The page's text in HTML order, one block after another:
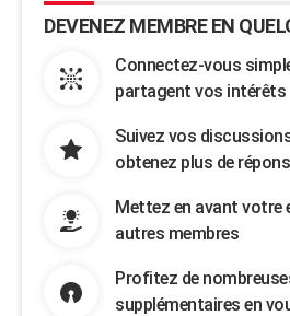
DEVENEZ MEMBRE EN
Connectez-vous
partagent vos intérêts
Suivez vos
obtenez plus de
Mettez en avant votre
autres membres
Profitez de
supplémentaires en